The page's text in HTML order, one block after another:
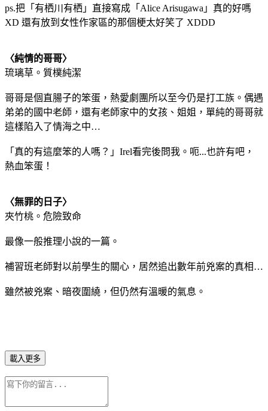
ps.把「有栖川有栖」直接寫成「Alice Arisugawa」真的好嗎
XD 還有放到女性作家區的那個梗太好笑了 XDDD
〈純情的哥哥〉
琉璃草。質樸純潔
哥哥是個直腸子的笨蛋，熱愛劇團所以至今仍是打工族。偶遇
弟弟的國中老師，還有老師家中的女孩、姐姐，單純的哥哥就
這樣陷入了情海之中…
「真的有這麼笨的人嗎？」Irel看完後問我。呃...也許有吧，
熱血笨蛋！
〈無罪的日子〉
夾竹桃。危險致命
最像一般推理小說的一篇。
補習班老師對以前學生的關心，居然追出數年前兇案的真相…
雖然被兇案、暗夜圍繞，但仍然有溫暖的氣息。
載入更多